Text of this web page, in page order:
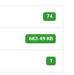
74
683.49 KB
1